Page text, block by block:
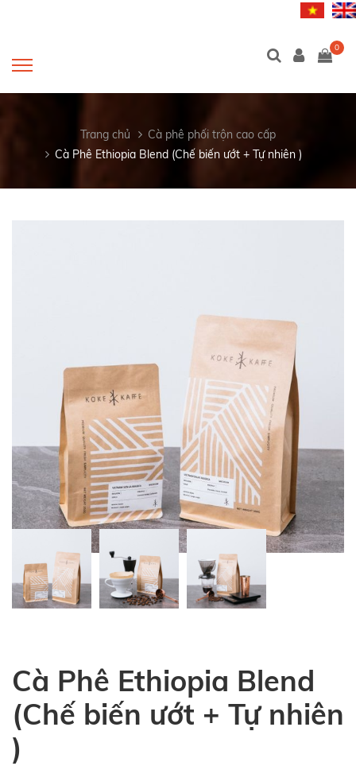
0
Trang chủ
Cà phê phối trộn cao cấp
Cà Phê Ethiopia Blend (Chế biến ướt + Tự nhiên )
Cà Phê Ethiopia Blend
(Chế biến ướt + Tự nhiên
)